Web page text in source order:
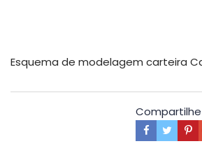
Esquema de modelagem carteira